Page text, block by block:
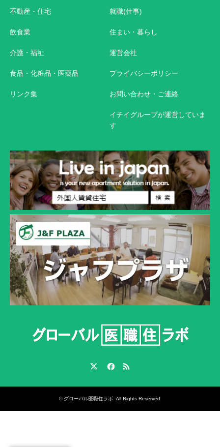
不動産・住宅
飲食業
介護・福祉
食品・化粧品・医薬品
リンク集
就職(仕事)
住まい・暮らし
運営会社
プライバシーポリシー
お問い合わせ・ご連絡
イチイグループが運営していま
す
© グローバル医職住ラボ. All Rights Reserved.